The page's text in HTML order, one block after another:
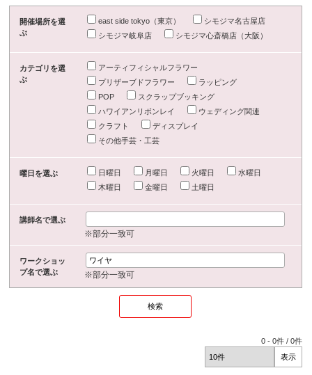
開催場所を選
ぶ
east side tokyo（東京）
シモジマ名古屋店
シモジマ岐阜店
シモジマ心斎橋店（大阪）
カテゴリを選
ぶ
アーティフィシャルフラワー
プリザーブドフラワー
ラッピング
POP
スクラップブッキング
ハワイアンリボンレイ
ウェディング関連
クラフト
ディスプレイ
その他手芸・工芸
曜日を選ぶ 日曜日 月曜日 火曜日
水曜日
木曜日
金曜日 土曜日
講師名で選ぶ
※部分一致可
ワークショッ
プ名で選ぶ
※部分一致可
0 -0件 /0件